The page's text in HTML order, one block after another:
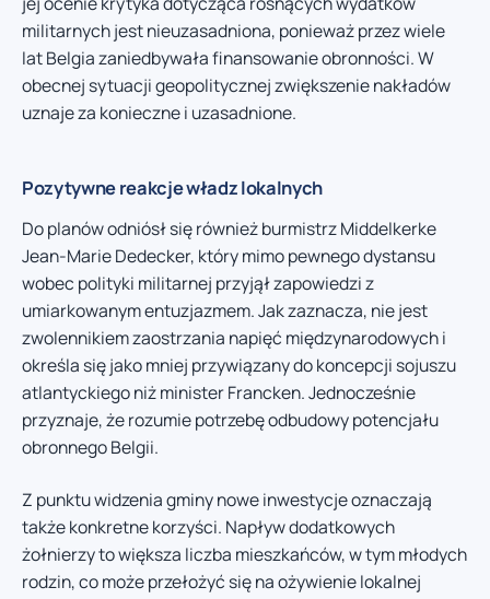
militarnych jest nieuzasadniona, ponieważ przez wiele
lat Belgia zaniedbywała finansowanie obronności. W
obecnej sytuacji geopolitycznej zwiększenie nakładów
uznaje za konieczne i uzasadnione.
Pozytywne reakcje władz lokalnych
Do planów odniósł się również burmistrz Middelkerke
Jean-Marie Dedecker, który mimo pewnego dystansu
wobec polityki militarnej przyjął zapowiedzi z
umiarkowanym entuzjazmem. Jak zaznacza, nie jest
zwolennikiem zaostrzania napięć międzynarodowych i
określa się jako mniej przywiązany do koncepcji sojuszu
atlantyckiego niż minister Francken. Jednocześnie
przyznaje, że rozumie potrzebę odbudowy potencjału
obronnego Belgii.
Z punktu widzenia gminy nowe inwestycje oznaczają
także konkretne korzyści. Napływ dodatkowych
żołnierzy to większa liczba mieszkańców, w tym młodych
rodzin, co może przełożyć się na ożywienie lokalnej